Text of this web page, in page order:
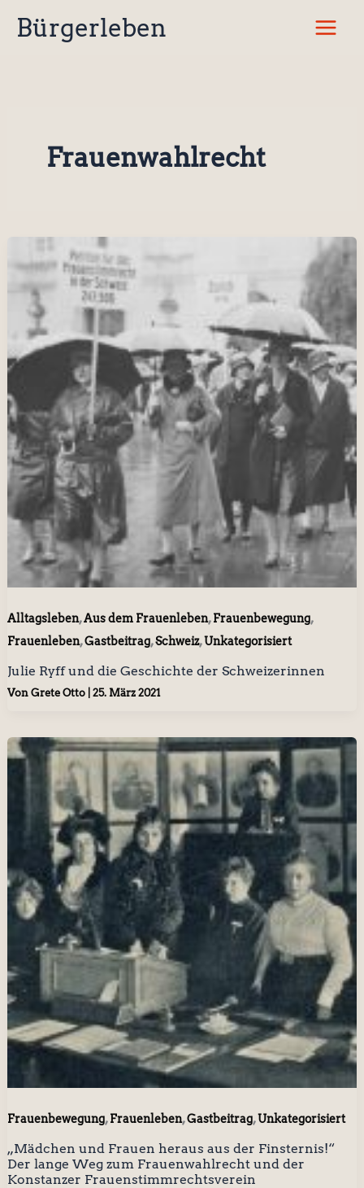
InhaltBürgerleben
Frauenwahlrecht
Alltagsleben,Aus dem Frauenleben,Frauenbewegung,
Frauenleben,Gastbeitrag,Schweiz,Unkategorisiert
Julie Ryff und die Geschichte der Schweizerinnen
Von Grete Otto 25. März 2021
Frauenbewegung,Frauenleben,Gastbeitrag,Unkategorisiert
„Mädchen und Frauen heraus aus der Finsternis!“
Der lange Weg zum Frauenwahlrecht und der
Konstanzer Frauenstimmrechtsverein